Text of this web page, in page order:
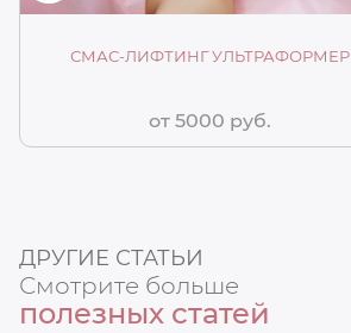
СМАС-ЛИФТИНГ УЛЬТРАФОРМЕР
от 5000 руб.
ДРУГИЕ СТАТЬИ
Смотрите больше
полезных статей